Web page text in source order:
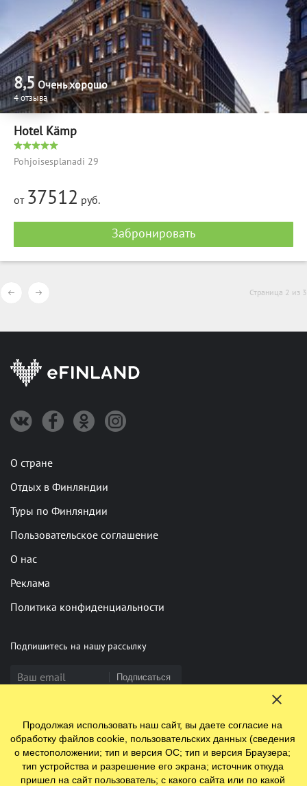
Hotel Kämp
Pohjoisesplanadi 29
от 37512 руб.
Забронировать
8,5 Очень хорошо
4 отзыва
Страница 2 из 3
О стране
Отдых в Финляндии
Туры по Финляндии
Пользовательское соглашение
О нас
Реклама
Политика конфиденциальности
Подпишитесь на нашу рассылку
Подписаться
Нашли опечатку? Выделите фрагмент и нажмите Ctrl+Enter
Продолжая использовать наш сайт, вы даете согласие на
обработку файлов cookie, пользовательских данных (сведения
о местоположении; тип и версия ОС; тип и версия Браузера;
тип устройства и разрешение его экрана; источник откуда
пришел на сайт пользователь; с какого сайта или по какой